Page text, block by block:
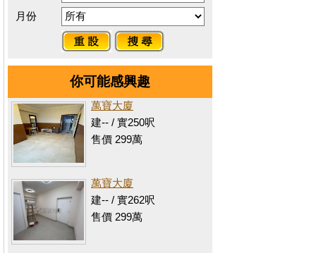
月份
你可能感興趣
萬寶大廈
建-- / 實250呎
售價 299萬
萬寶大廈
建-- / 實262呎
售價 299萬